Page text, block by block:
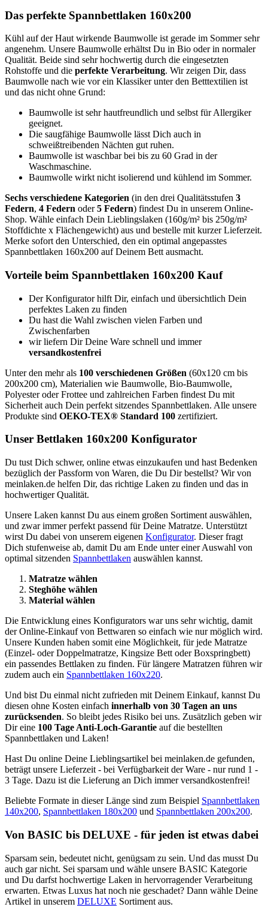
Das perfekte Spannbettlaken 160x200
Kühl auf der Haut wirkende Baumwolle ist gerade im Sommer sehr
angenehm. Unsere Baumwolle erhältst Du in Bio oder in normaler
Qualität. Beide sind sehr hochwertig durch die eingesetzten
Rohstoffe und die perfekte Verarbeitung. Wir zeigen Dir, dass
Baumwolle nach wie vor ein Klassiker unter den Betttextilien ist
und das nicht ohne Grund:
Baumwolle ist sehr hautfreundlich und selbst für Allergiker
geeignet.
Die saugfähige Baumwolle lässt Dich auch in
schweißtreibenden Nächten gut ruhen.
Baumwolle ist waschbar bei bis zu 60 Grad in der
Waschmaschine.
Baumwolle wirkt nicht isolierend und kühlend im Sommer.
Sechs verschiedene Kategorien (in den drei Qualitätsstufen 3
Federn, 4 Federn oder5 Federn) findest Du in unserem Online-
Shop. Wähle einfach Dein Lieblingslaken (160g/m² bis 250g/m²
Stoffdichte x Flächengewicht) aus und bestelle mit kurzer Lieferzeit.
Merke sofort den Unterschied, den ein optimal angepasstes
Spannbettlaken 160x200 auf Deinem Bett ausmacht.
Vorteile beim Spannbettlaken 160x200 Kauf
Der Konfigurator hilft Dir, einfach und übersichtlich Dein
perfektes Laken zu finden
Du hast die Wahl zwischen vielen Farben und
Zwischenfarben
wir liefern Dir Deine Ware schnell und immer
versandkostenfrei
Unter den mehr als 100 verschiedenen Größen (60x120 cm bis
200x200 cm), Materialien wie Baumwolle, Bio-Baumwolle,
Polyester oder Frottee und zahlreichen Farben findest Du mit
Sicherheit auch Dein perfekt sitzendes Spannbettlaken. Alle unsere
Produkte sind OEKO-TEX® Standard 100 zertifiziert.
Unser Bettlaken 160x200 Konfigurator
Du tust Dich schwer, online etwas einzukaufen und hast Bedenken
bezüglich der Passform von Waren, die Du Dir bestellst? Wir von
meinlaken.de helfen Dir, das richtige Laken zu finden und das in
hochwertiger Qualität.
Unsere Laken kannst Du aus einem großen Sortiment auswählen,
und zwar immer perfekt passend für Deine Matratze. Unterstützt
wirst Du dabei von unserem eigenen Konfigurator. Dieser fragt
Dich stufenweise ab, damit Du am Ende unter einer Auswahl von
optimal sitzenden Spannbettlaken auswählen kannst.
Matratze wählen
Steghöhe wählen
Material wählen
Die Entwicklung eines Konfigurators war uns sehr wichtig, damit
der Online-Einkauf von Bettwaren so einfach wie nur möglich wird.
Unsere Kunden haben somit eine Möglichkeit, für jede Matratze
(Einzel- oder Doppelmatratze, Kingsize Bett oder Boxspringbett)
ein passendes Bettlaken zu finden. Für längere Matratzen führen wir
zudem auch ein Spannbettlaken 160x220.
Und bist Du einmal nicht zufrieden mit Deinem Einkauf, kannst Du
diesen ohne Kosten einfach innerhalb von 30 Tagen an uns
zurücksenden. So bleibt jedes Risiko bei uns. Zusätzlich geben wir
Dir eine 100 Tage Anti-Loch-Garantie auf die bestellten
Spannbettlaken und Laken!
Hast Du online Deine Lieblingsartikel bei meinlaken.de gefunden,
beträgt unsere Lieferzeit - bei Verfügbarkeit der Ware - nur rund 1 -
3 Tage. Dazu ist die Lieferung an Dich immer versandkostenfrei!
Beliebte Formate in dieser Länge sind zum Beispiel Spannbettlaken
140x200, Spannbettlaken 180x200 und Spannbettlaken 200x200.
Von BASIC bis DELUXE - für jeden ist etwas dabei
Sparsam sein, bedeutet nicht, genügsam zu sein. Und das musst Du
auch gar nicht. Sei sparsam und wähle unsere BASIC Kategorie
und Du darfst hochwertige Laken in hervorragender Verarbeitung
erwarten. Etwas Luxus hat noch nie geschadet? Dann wähle Deine
Artikel in unserem DELUXE Sortiment aus.